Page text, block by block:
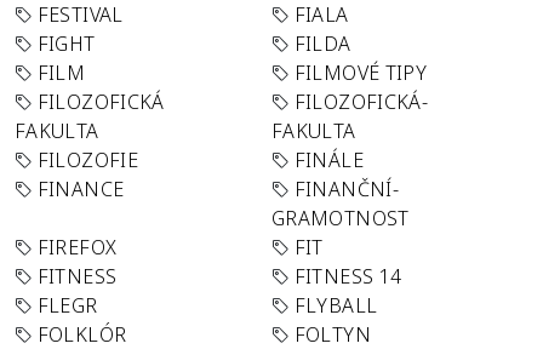
FESTIVAL
FIALA
FIGHT
FILDA
FILM
FILMOVÉ TIPY
FILOZOFICKÁ
FAKULTA
FILOZOFICKÁ-
FAKULTA
FILOZOFIE
FINÁLE
FINANCE
FINANČNÍ-
GRAMOTNOST
FIREFOX
FIT
FITNESS
FITNESS 14
FLEGR
FLYBALL
FOLKLÓR
FOLTYN